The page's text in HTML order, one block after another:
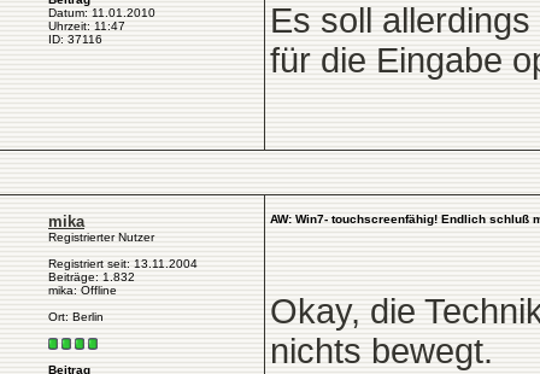
Datum: 11.01.2010
Uhrzeit: 11:47
ID: 37116
Es soll
für die Eingabe
mika
Registrierter Nutzer
Registriert seit: 13.11.2004
Beiträge: 1.832
mika: Offline
Ort: Berlin
Beitrag
AW: Win7- touchscreenfähig! Endlich schluß
Okay, die
nichts bewegt.